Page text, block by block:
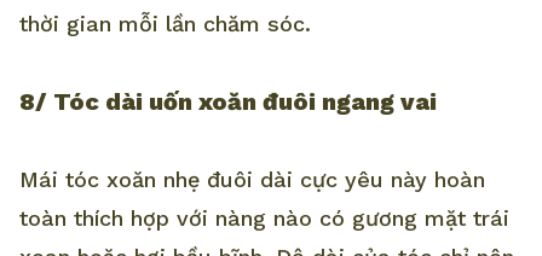
thời gian mỗi lần chăm sóc.
8/ Tóc dài uốn xoăn đuôi ngang vai
Mái tóc xoăn nhẹ đuôi dài cực yêu này hoàn
toàn thích hợp với nàng nào có gương mặt trái